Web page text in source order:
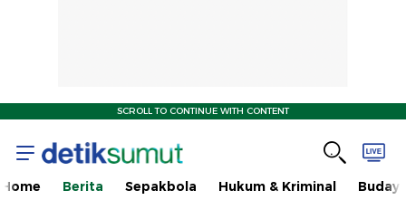
SCROLL TO CONTINUE WITH CONTENT
Home Berita Sepakbola Hukum & Kriminal